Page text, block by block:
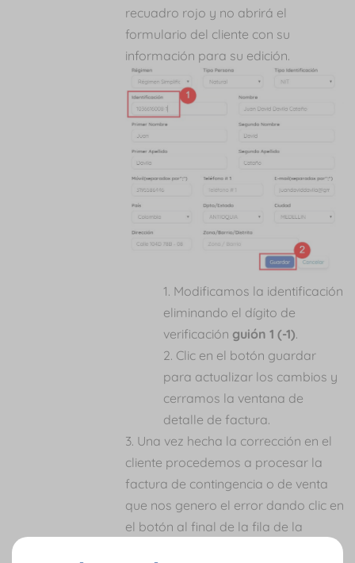
recuadro rojo y no abrirá el
formulario del cliente con su
información para su edición.
Modificamos la identificación
eliminando el dígito de
verificación guión 1 (-1).
Clic en el botón guardar
para actualizar los cambios y
cerramos la ventana de
detalle de factura.
Una vez hecha la corrección en el
cliente procedemos a procesar la
factura de contingencia o de venta
que nos genero el error dando clic en
el botón al final de la fila de la